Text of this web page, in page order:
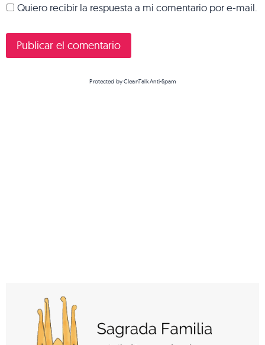
Quiero recibir la respuesta a mi comentario por e-mail.
Protected byCleanTalk Anti-Spam